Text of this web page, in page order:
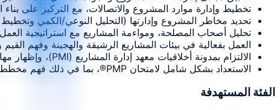
تخطيط وإدارة موارد المشروع والاتصالات، مع التركيز على
تحديد مخاطر المشروع وإدارتها (التحليل النوعي/الكمي وتخطيط
تحليل أصحاب المصلحة، ومواءمة المشاريع مع استراتيجية
العمل بفعالية في بيئات المشاريع الرشيقة والهجينة وفهم
الالتزام بمدونة أخلاقيات معهد إدارة المشاريع (PMI)، وإظهار مهارات القيادة والقوة القوية مثل الذكاء العاطفي والتفاوض والتأثير.
الاستعداد بشكل شامل لامتحان PMP®، بما في ذلك فهم مخطط المحتوى، والتدرب على الاختبارات الوهمية، وتلقي المساعدة في التطبيق.
الفئة المستهدفة